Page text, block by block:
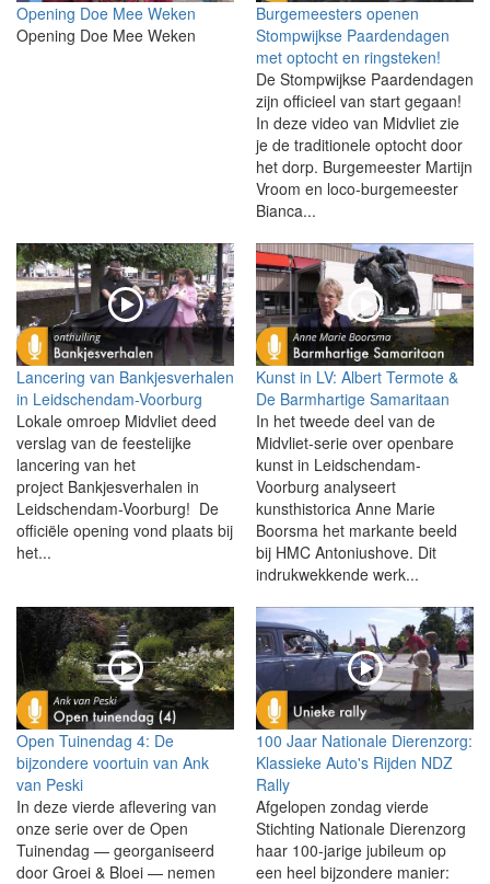
Opening Doe Mee Weken
Opening Doe Mee Weken
Burgemeesters openen
Stompwijkse Paardendagen
met optocht en ringsteken!
De Stompwijkse Paardendagen
zijn officieel van start gegaan!
In deze video van Midvliet zie
je de traditionele optocht door
het dorp. Burgemeester Martijn
Vroom en loco-burgemeester
Bianca...
Lancering van Bankjesverhalen
in Leidschendam-Voorburg
Lokale omroep Midvliet deed
verslag van de feestelijke
lancering van het
project Bankjesverhalen in
Leidschendam-Voorburg! De
officiële opening vond plaats bij
het...
Kunst in LV: Albert Termote &
De Barmhartige Samaritaan
In het tweede deel van de
Midvliet-serie over openbare
kunst in Leidschendam-
Voorburg analyseert
kunsthistorica Anne Marie
Boorsma het markante beeld
bij HMC Antoniushove. Dit
indrukwekkende werk...
Open Tuinendag 4: De
bijzondere voortuin van Ank
van Peski
In deze vierde aflevering van
onze serie over de Open
Tuinendag — georganiseerd
door Groei & Bloei — nemen
100 Jaar Nationale Dierenzorg:
Klassieke Auto's Rijden NDZ
Rally
Afgelopen zondag vierde
Stichting Nationale Dierenzorg
haar 100-jarige jubileum op
een heel bijzondere manier: